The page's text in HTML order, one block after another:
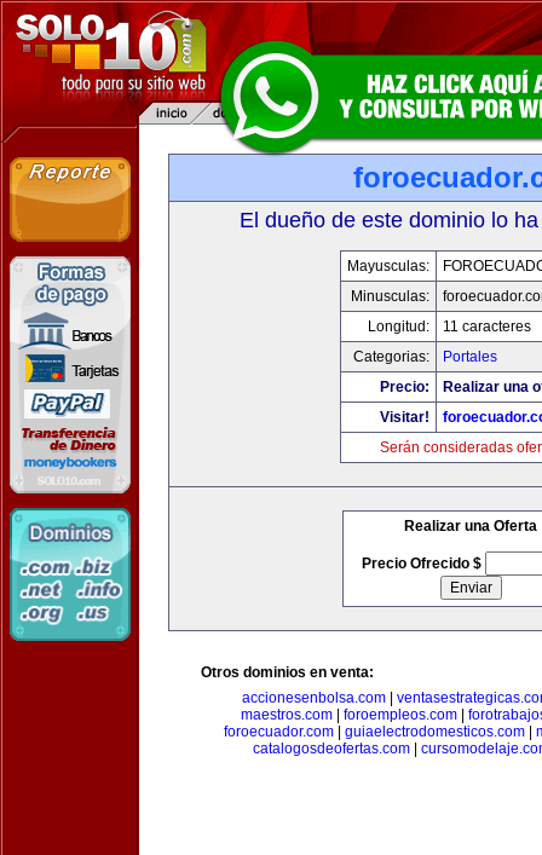
El dueño de este dominio lo
Mayusculas:
Minusculas:
Longitud:
11 caracteres
Categorias:
Portales
Precio:
Realizar una
Visitar!
Serán consideradas
Realizar una Oferta
Precio Ofrecido $
Otros dominios en venta:
accionesenbolsa.com|
maestros.com| foroempleos.com|
foroecuador.com| guiaelectrodomesticos.com|
catalogosdeofertas.com|